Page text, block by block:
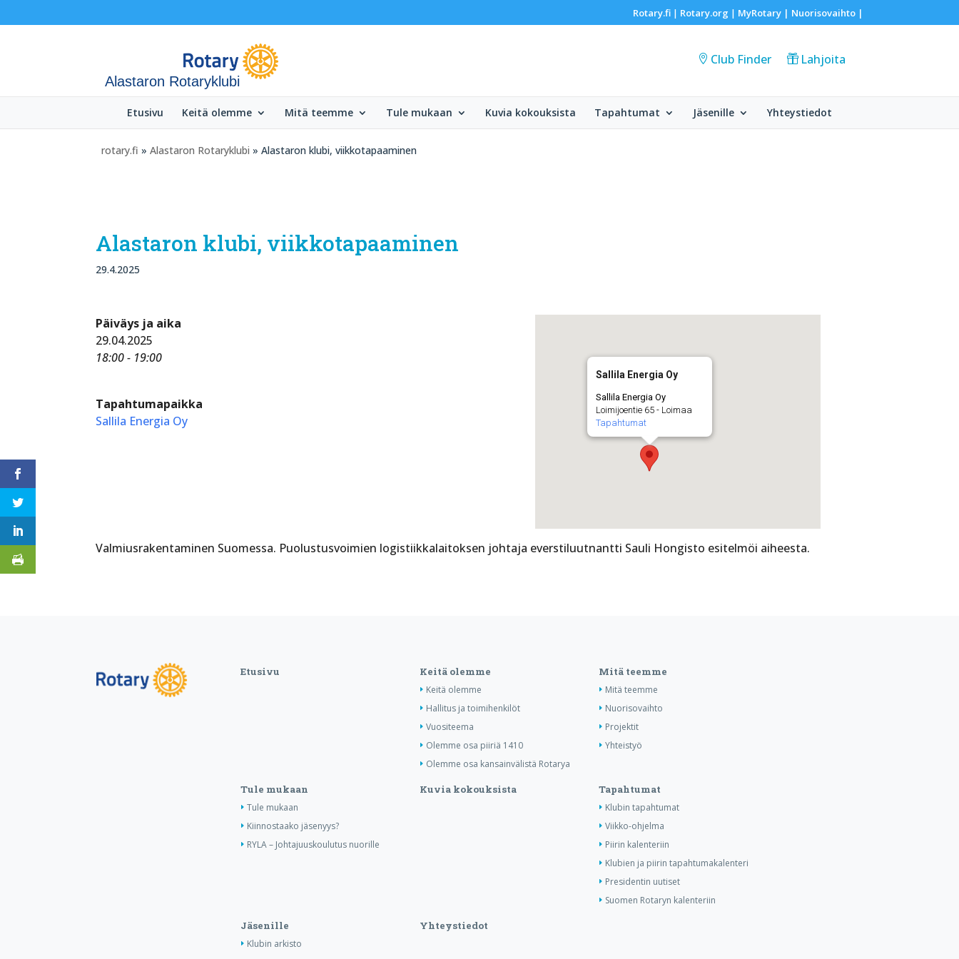
Rotary.fi| Rotary.org | MyRotary | Nuorisovaihto|
Alastaron Rotaryklubi
Club Finder Lahjoita
Etusivu Keitä olemme Mitä teemme Tule mukaan Kuvia kokouksista Tapahtumat Jäsenille Yhteystiedot
rotary.fi » Alastaron Rotaryklubi » Alastaron klubi, viikkotapaaminen
Alastaron klubi, viikkotapaaminen
29.4.2025
Sallila Energia Oy
Sallila Energia Oy
Loimijoentie 65 - Loimaa
Tapahtumat
Päiväys ja aika
29.04.2025
18:00 - 19:00
Tapahtumapaikka
Sallila Energia Oy
Valmiusrakentaminen Suomessa. Puolustusvoimien logistiikkalaitoksen johtaja everstiluutnantti Sauli Hongisto esitelmöi aiheesta.
Etusivu Keitä olemme
Keitä olemme
Hallitus ja toimihenkilöt
Vuositeema
Olemme osa piiriä 1410
Olemme osa kansainvälistä Rotarya
Mitä teemme
Mitä teemme
Nuorisovaihto
Projektit
Yhteistyö
Tule mukaan
Tule mukaan
Kiinnostaako jäsenyys?
RYLA – Johtajuuskoulutus nuorille
Kuvia kokouksista Tapahtumat
Klubin tapahtumat
Viikko-ohjelma
Piirin kalenteriin
Klubien ja piirin tapahtumakalenteri
Presidentin uutiset
Suomen Rotaryn kalenteriin
Jäsenille
Klubin arkisto
Yhteystiedot